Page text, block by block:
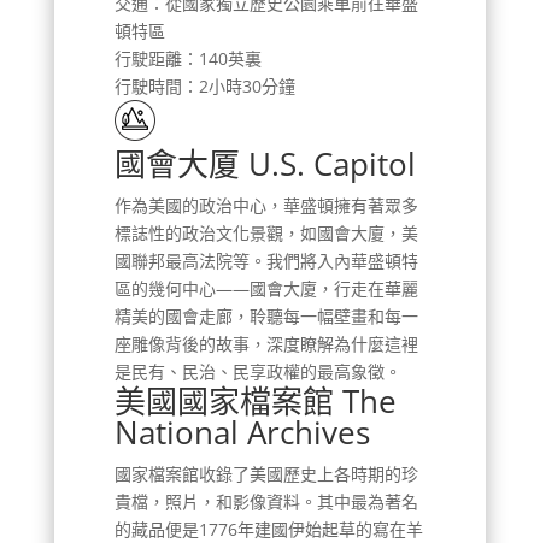
頓特區
行駛距離：140英裏
行駛時間：2小時30分鐘
國會大厦 U.S. Capitol
作為美國的政治中心，華盛頓擁有著眾多
標誌性的政治文化景觀，如國會大廈，美
國聯邦最高法院等。我們將入內華盛頓特
區的幾何中心——國會大廈，行走在華麗
精美的國會走廊，聆聽每一幅壁畫和每一
座雕像背後的故事，深度瞭解為什麼這裡
是民有、民治、民享政權的最高象徵。
美國國家檔案館 The
National Archives
國家檔案館收錄了美國歷史上各時期的珍
貴檔，照片，和影像資料。其中最為著名
的藏品便是1776年建國伊始起草的寫在羊